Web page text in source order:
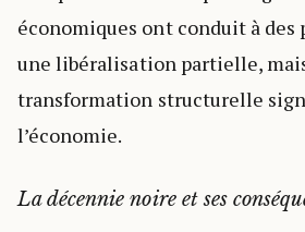
économiques ont conduit à
une libéralisation partielle,
transformation structurelle
l’économie.
La décennie noire et ses